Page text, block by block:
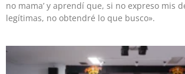
no mama’ y aprendí que, si no expreso mis
legítimas, no obtendré lo que busco».